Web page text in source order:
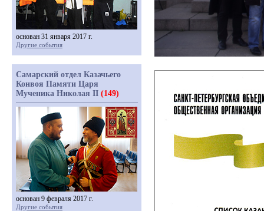
основан 31 января 2017 г.
Другие события
Самарский отдел Казачьего
Конвоя Памяти Царя
Мученика Николая II (149)
основан 9 февраля 2017 г.
Другие события